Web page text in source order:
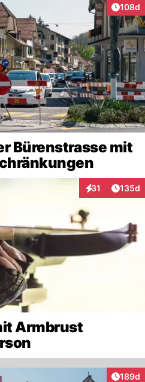
108d
Bürenstrasse mit
31
Interaktionen
135d
Armbrust
189d